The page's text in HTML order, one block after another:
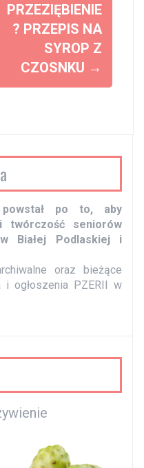
PRZEZIĘBIENIE
? PRZEPIS NA
SYROP Z
CZOSNKU →
po to, aby
twórczość seniorów
Białej Podlaskiej i
oraz bieżące
i ogłoszenia PZERII w